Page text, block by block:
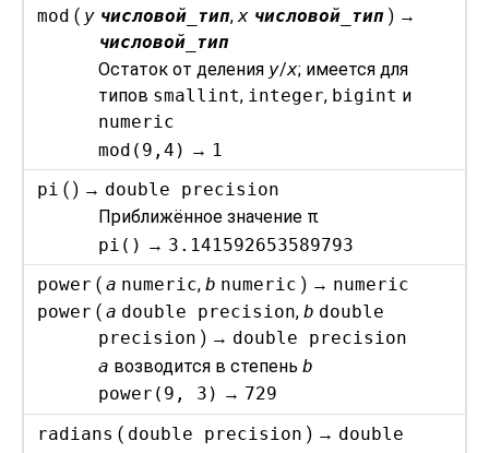
mod ( y числовой_тип,x числовой_тип ) →
числовой_тип
Остаток от деления y/x; имеется для
типов smallint, integer, bigint и
numeric
mod(9,4) → 1
pi ( ) → double precision
Приближённое значение π
pi() → 3.141592653589793
power (a numeric,b numeric ) → numeric
power (a double precision,b double
precision ) → double precision
a возводится в степеньb
power(9, 3) → 729
radians ( double precision ) → double